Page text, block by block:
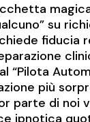
su
fiducia
“Pilota
più
parte di noi